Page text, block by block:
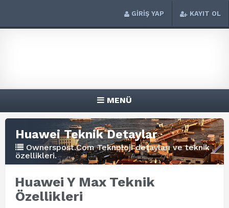
GİRİŞ YAP KAYIT OL
MENÜ
Huawei Teknik Detaylar
Ownerspost.Com Teknoloji detayları ve teknik
özellikleri.
Huawei Y Max Teknik
Özellikleri